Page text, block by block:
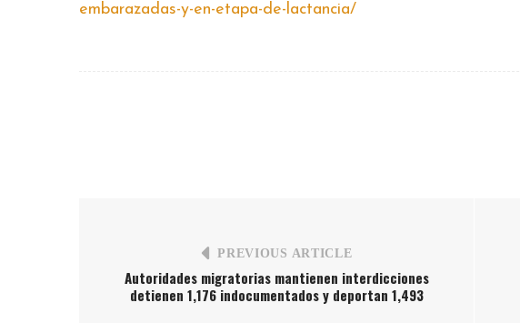
embarazadas-y-en-etapa-de-lactancia/
PREVIOUS ARTICLE
Autoridades migratorias mantienen interdicciones
detienen 1,176 indocumentados y deportan 1,493